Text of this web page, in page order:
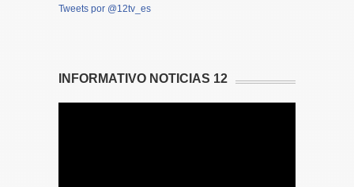
Tweets por @12tv_es
INFORMATIVO NOTICIAS 12